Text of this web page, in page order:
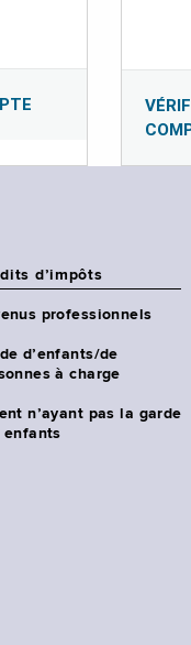
d’impôts
professionnels
d’enfants/de
à charge
n’ayant pas la garde
enfants